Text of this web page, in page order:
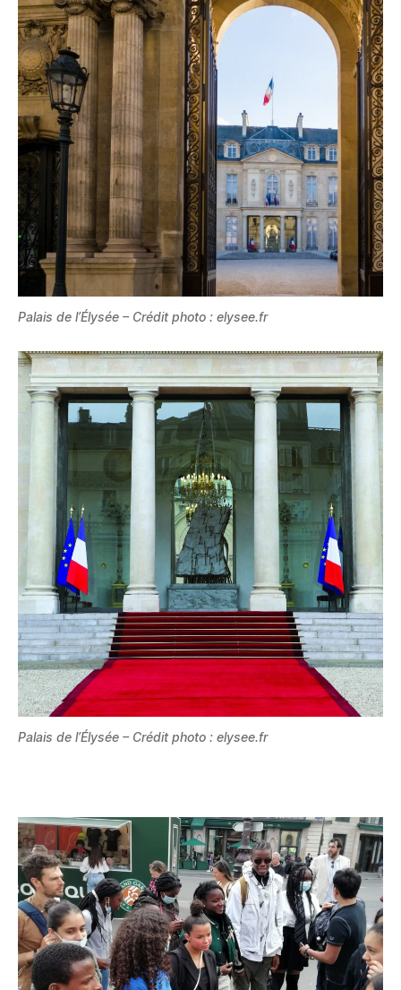
Palais de l’Élysée – Crédit photo : elysee.fr
Palais de l’Élysée – Crédit photo : elysee.fr